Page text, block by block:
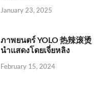
January 23, 2025
ภาพยนตร์ YOLO 热辣滚烫
นำแสดงโดยเจี่ยหลิง
February 15, 2024